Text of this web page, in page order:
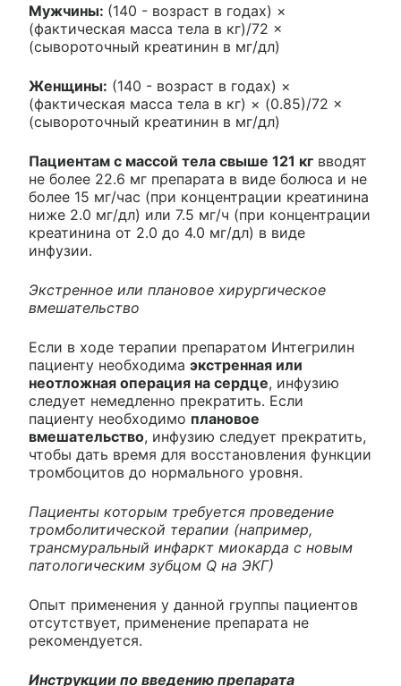
Мужчины: (140 - возраст в годах) ×
(фактическая масса тела в кг)/72 ×
(сывороточный креатинин в мг/дл)
Женщины: (140 - возраст в годах) ×
(фактическая масса тела в кг) × (0.85)/72 ×
(сывороточный креатинин в мг/дл)
Пациентам с массой тела свыше 121 кг вводят
не более 22.6 мг препарата в виде болюса и не
более 15 мг/час (при концентрации креатинина
ниже 2.0 мг/дл) или 7.5 мг/ч (при концентрации
креатинина от 2.0 до 4.0 мг/дл) в виде
инфузии.
Экстренное или плановое хирургическое
вмешательство
Если в ходе терапии препаратом Интегрилин
пациенту необходима экстренная или
неотложная операция на сердце, инфузию
следует немедленно прекратить. Если
пациенту необходимо плановое
вмешательство, инфузию следует прекратить,
чтобы дать время для восстановления функции
тромбоцитов до нормального уровня.
Пациенты которым требуется проведение
тромболитической терапии (например,
трансмуральный инфаркт миокарда с новым
патологическим зубцом Q на ЭКГ)
Опыт применения у данной группы пациентов
отсутствует, применение препарата не
рекомендуется.
Инструкции по введению препарата